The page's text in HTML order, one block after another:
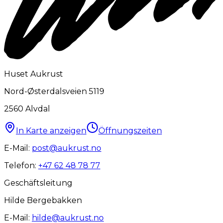
Huset Aukrust
Nord-Østerdalsveien 5119
2560 Alvdal
In Karte anzeigen
Öffnungszeiten
E-Mail: post@aukrust.no
Telefon: +47 62 48 78 77
Geschäftsleitung
Hilde Bergebakken
E-Mail: hilde@aukrust.no